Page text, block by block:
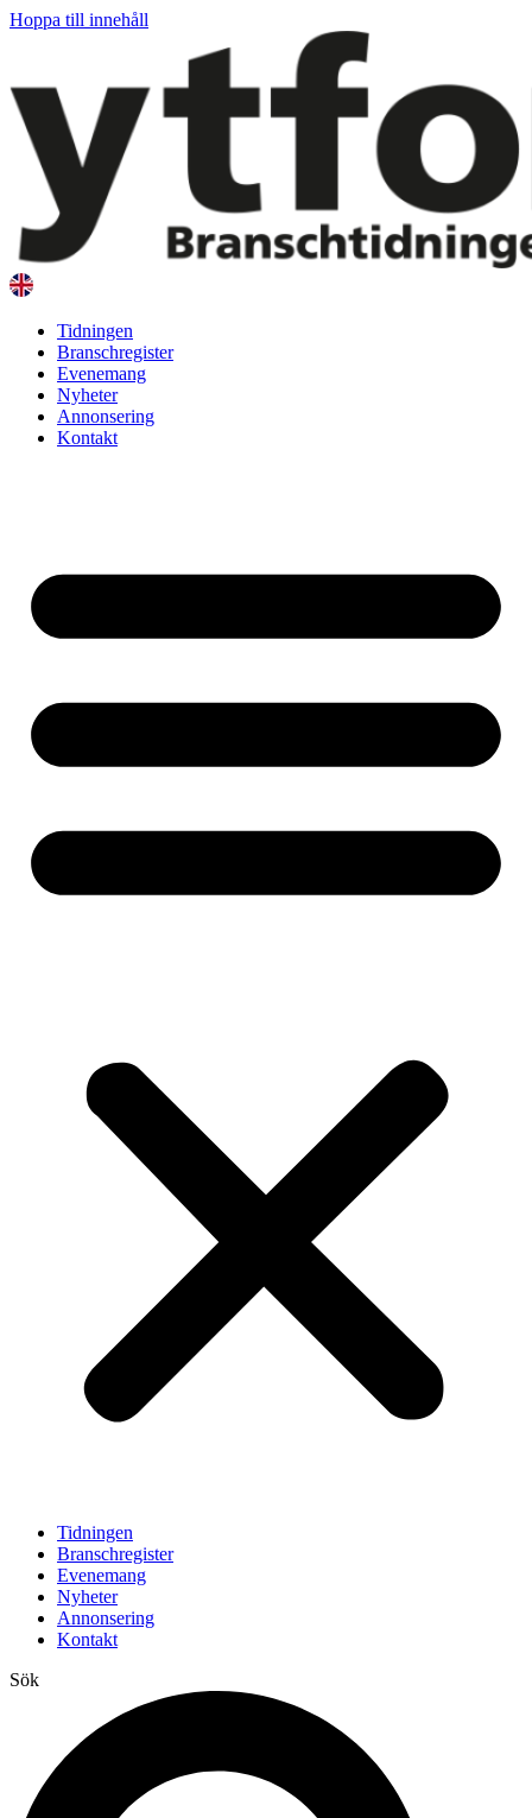
Hoppa till innehåll
Tidningen
Branschregister
Evenemang
Nyheter
Annonsering
Kontakt
Tidningen
Branschregister
Evenemang
Nyheter
Annonsering
Kontakt
Sök